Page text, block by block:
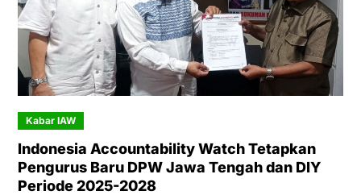
Kabar IAW
Indonesia Accountability Watch Tetapkan
Pengurus Baru DPW Jawa Tengah dan DIY
Periode 2025-2028